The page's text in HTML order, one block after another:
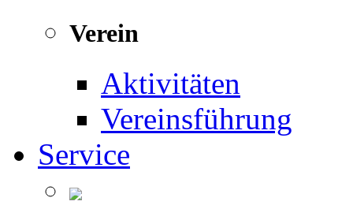
Verein
Aktivitäten
Vereinsführung
Service